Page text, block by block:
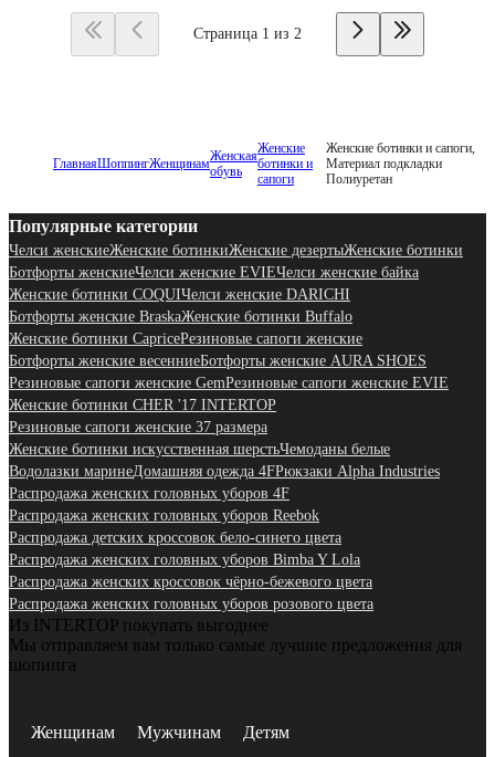
Страница 1 из 2
ГлавнаяШоппингЖенщинамЖенская
обувь
Женские
ботинки и
сапоги
Женские ботинки и сапоги,
Материал подкладки
Полиуретан
Популярные категории
Челси женскиеЖенские ботинкиЖенские дезертыЖенские ботинки
Ботфорты женскиеЧелси женские EVIEЧелси женские байка
Женские ботинки COQUIЧелси женские DARICHI
Ботфорты женские BraskaЖенские ботинки Buffalo
Женские ботинки CapriceРезиновые сапоги женские
Ботфорты женские весенниеБотфорты женские AURA SHOES
Резиновые сапоги женские GemРезиновые сапоги женские EVIE
Женские ботинки CHER '17 INTERTOP
Резиновые сапоги женские 37 размера
Женские ботинки искусственная шерстьЧемоданы белые
Водолазки маринеДомашняя одежда 4FРюкзаки Alpha Industries
Распродажа женских головных уборов 4F
Распродажа женских головных уборов Reebok
Распродажа детских кроссовок бело-синего цвета
Распродажа женских головных уборов Bimba Y Lola
Распродажа женских кроссовок чёрно-бежевого цвета
Распродажа женских головных уборов розового цвета
Из INTERTOP покупать выгоднее
Мы отправляем вам только самые лучшие предложения для
шопинга
Женщинам Мужчинам Детям